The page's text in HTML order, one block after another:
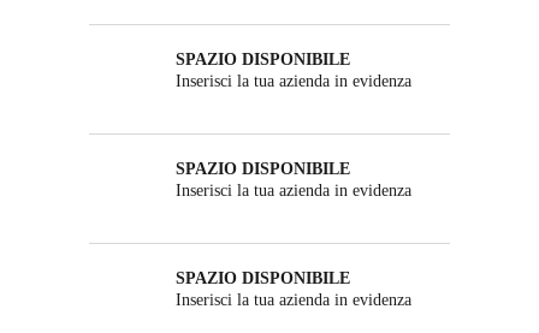
SPAZIO DISPONIBILE
Inserisci la tua azienda in evidenza
SPAZIO DISPONIBILE
Inserisci la tua azienda in evidenza
SPAZIO DISPONIBILE
Inserisci la tua azienda in evidenza